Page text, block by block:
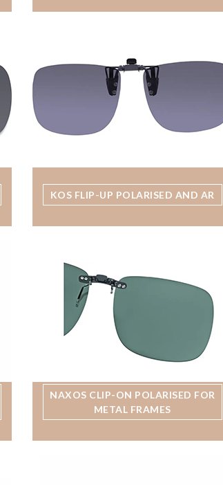
KOS FLIP-UP POLARISED AND AR
NAXOS CLIP-ON POLARISED FOR
METAL FRAMES